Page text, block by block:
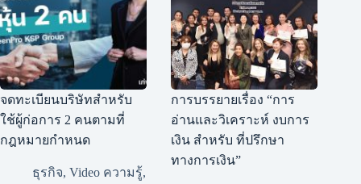
จดทะเบียนบริษัทสำหรับ
ใช้ผู้ก่อการ 2 คนตามที่
กฎหมายกำหนด
ธุรกิจ, Video ความรู้,
การบรรยายเรื่อง “การ
อ่านและวิเคราะห์ งบการ
เงิน สำหรับ ที่ปรึกษา
ทางการเงิน”